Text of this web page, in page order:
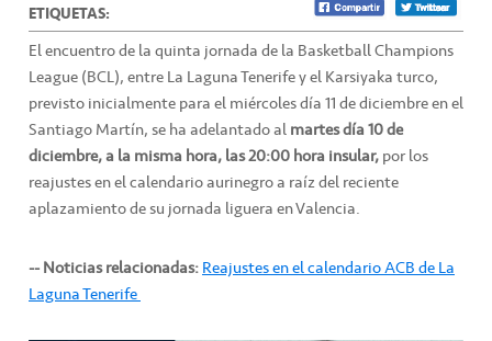
ETIQUETAS:
El encuentro de la quinta jornada de la Basketball Champions
League (BCL), entre La Laguna Tenerife y el Karsiyaka turco,
previsto inicialmente para el miércoles día 11 de diciembre en el
Santiago Martín, se ha adelantado almartes día 10 de
diciembre, a la misma hora, las 20:00 hora insular,por los
reajustes en el calendario aurinegro a raíz del reciente
aplazamiento de su jornada liguera en Valencia.
-- Noticias relacionadas:Reajustes en el calendario ACB de La
Laguna Tenerife